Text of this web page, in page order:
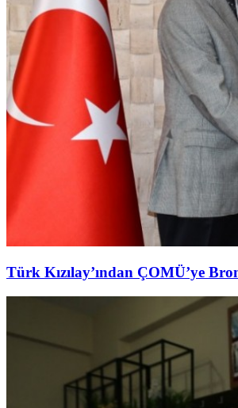
Türk Kızılay’ından ÇOMÜ’ye